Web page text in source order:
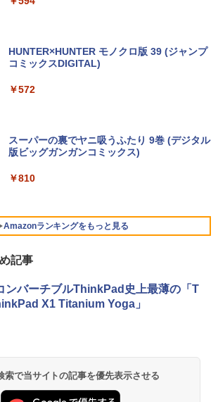
Core i5-7300U カメラ内蔵 メモリ最大16
GB SSD1TB 薄い軽い FHD液晶 type-C
ice付き 5GWIFI Bluetooth最新Microso
【マラソンセール期間中ポイント5倍】中
Wi-Fi Bluetooth Windows11 東芝 dyna
book G83/HS 初期設定済 すぐ使える 90
速NVMe式256GB-SSD/ カメラ/ 無線Wi-
Fi6/ Office付き/ Win11【中古ノートパソ
コン 中古パソコン 中古PC】税込送料無
料 あす楽対応 当日発送
コン PC 一体型 新品 Windows11 27型 C
ore i7 第4世代 Office付き メモリ16GB
ク
(8845HS)
デスクトップPC Ryzen7 5700G メモリ1
￥148,700
子限定かきおろし付】 【電子書籍】[ 佳
門サエコ ]
￥878
あかね噺 23 【電子書籍】[ 末永裕樹 ]
【2026年アップグレード版】AOKIMI ワイヤ
レスイヤホン bluetooth イヤホン V12 小型
るーとゅーす コードレス ENCノイズキャン
￥1,964
￥2,980
On My Road (Stadium ver.)
BUGS LIFE
by Amazon 天然水ラベルレス 2L×9本
￥1,117
コカ・コーラ やかんの麦茶 from 爽健美茶 ラ
HUNTER×HUNTER モノクロ版 39 (ジャンプ
コミックスDIGITAL)
￥572
スーパーの裏でヤニ吸うふたり 9巻 (デジタル
版ビッグガンガンコミックス)
￥810
Amazonランキングをもっと見る
記事
ンバーチブルThinkPad史上最薄の「T
X1 Titanium Yoga」
索で当サイトの記事を優先表示させる